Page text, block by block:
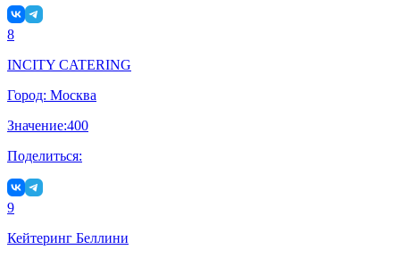
8
INCITY CATERING
Город: Москва
Значение:400
Поделиться:
9
Кейтеринг Беллини